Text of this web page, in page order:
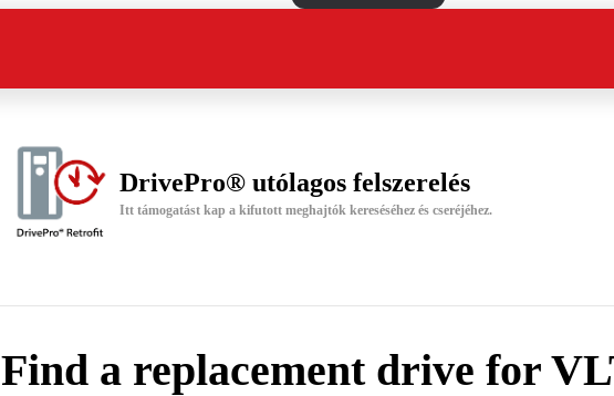
DrivePro® utólagos felszerelés
Itt támogatást kap a kifutott meghajtók kereséséhez és cseréjéhez.
Find a replacement drive for